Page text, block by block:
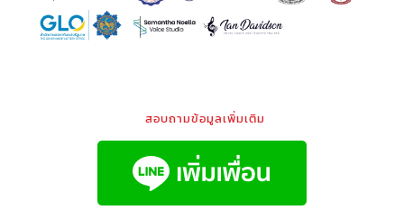
สอบถามข้อมูลเพิ่มเติม